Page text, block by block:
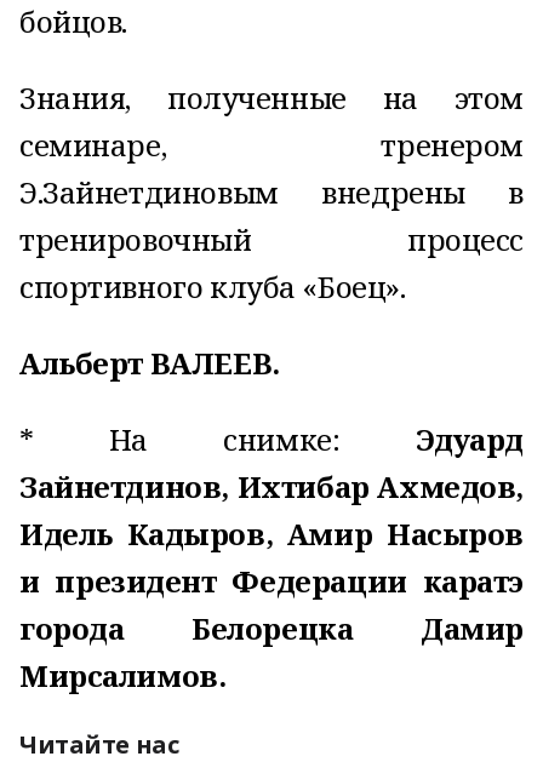
бойцов.
Знания, полученные на этом
семинаре, тренером
Э.Зайнетдиновым внедрены в
тренировочный процесс
спортивного клуба «Боец».
Альберт ВАЛЕЕВ.
* На снимке: Эдуард
Зайнетдинов, Ихтибар Ахмедов,
Идель Кадыров, Амир Насыров
и президент Федерации каратэ
города Белорецка Дамир
Мирсалимов.
Читайте нас